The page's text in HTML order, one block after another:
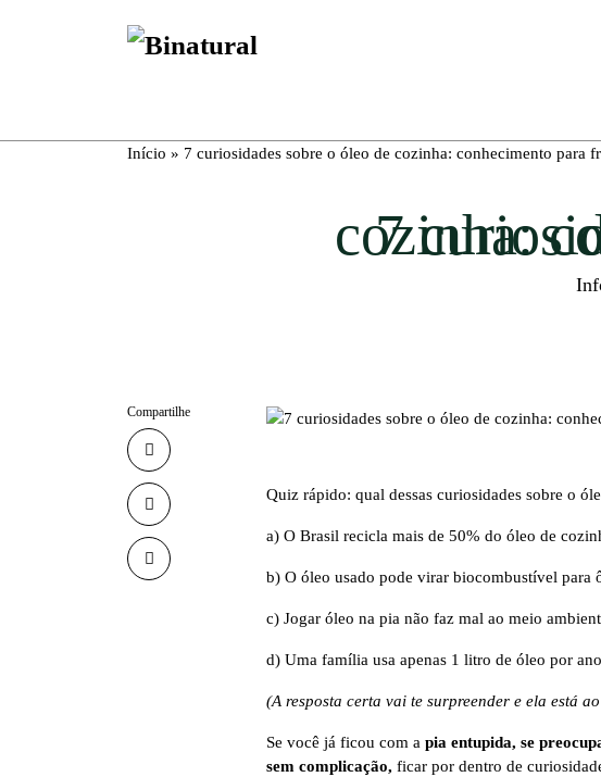
Início » 7 curiosidades sobre o óleo de cozinha: conhecimento para
Quiz rápido: qual dessas curiosidades sobre o
a) O Brasil recicla mais de 50% do óleo de
b) O óleo usado pode virar biocombustível para
c) Jogar óleo na pia não faz mal ao meio
d) Uma família usa apenas 1 litro de óleo por ano
(A resposta certa vai te surpreender e ela está
Se você já ficou com a pia entupida, se
sem complicação, ficar por dentro de
Compartilhe